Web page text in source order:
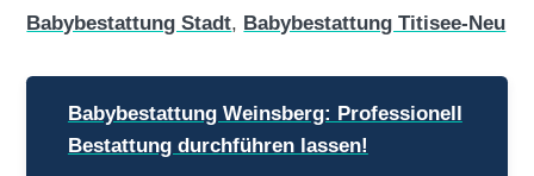
Babybestattung Stadt, Babybestattung Titisee-Neu
Beitragsnavigation
Babybestattung Weinsberg: Professionell
Bestattung durchführen lassen!